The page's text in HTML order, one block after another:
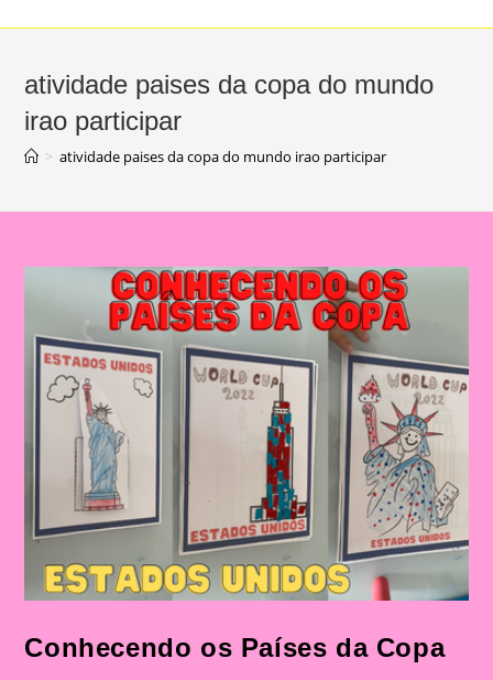
atividade paises da copa do mundo
irao participar
> atividade paises da copa do mundo irao participar
Conhecendo os Países da Copa